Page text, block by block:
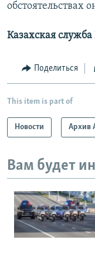
обстоятельствах
Казахская
Поделиться
This item is part of
Новости Архив
Вам будет